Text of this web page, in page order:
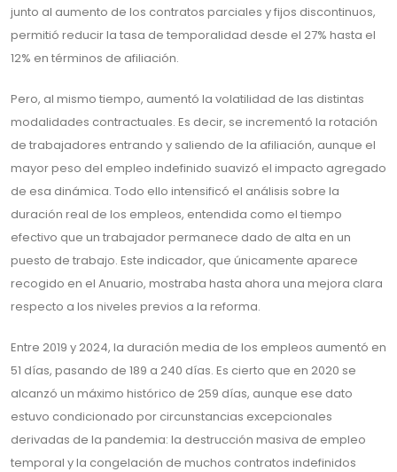
junto al aumento de los contratos parciales y fijos discontinuos,
permitió reducir la tasa de temporalidad desde el 27% hasta el
12% en términos de afiliación.
Pero, al mismo tiempo, aumentó la volatilidad de las distintas
modalidades contractuales. Es decir, se incrementó la rotación
de trabajadores entrando y saliendo de la afiliación, aunque el
mayor peso del empleo indefinido suavizó el impacto agregado
de esa dinámica. Todo ello intensificó el análisis sobre la
duración real de los empleos, entendida como el tiempo
efectivo que un trabajador permanece dado de alta en un
puesto de trabajo. Este indicador, que únicamente aparece
recogido en el Anuario, mostraba hasta ahora una mejora clara
respecto a los niveles previos a la reforma.
Entre 2019 y 2024, la duración media de los empleos aumentó en
51 días, pasando de 189 a 240 días. Es cierto que en 2020 se
alcanzó un máximo histórico de 259 días, aunque ese dato
estuvo condicionado por circunstancias excepcionales
derivadas de la pandemia: la destrucción masiva de empleo
temporal y la congelación de muchos contratos indefinidos